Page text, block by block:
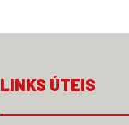
LINKS ÚTEIS